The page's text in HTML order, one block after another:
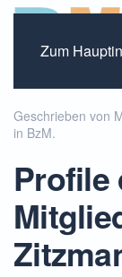
Zum
Geschrieben von
in BzM.
Profile